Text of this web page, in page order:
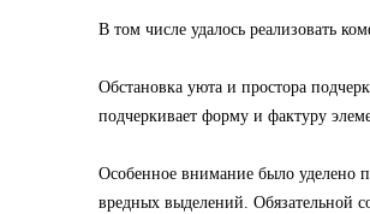
В том числе удалось реализовать
Обстановка уюта и простора
подчеркивает форму и фактуру
Особенное внимание было уделено
вредных выделений. Обязательной